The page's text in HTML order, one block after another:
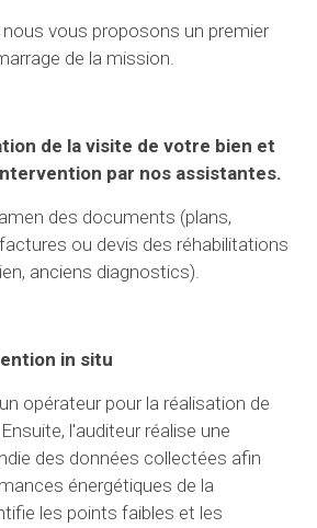
vous proposons un premier
de la mission.
de la visite de votre bien et
par nos assistantes.
des documents (plans,
ou devis des réhabilitations
anciens diagnostics).
in situ
opérateur pour la réalisation de
l'auditeur réalise une
des données collectées afin
énergétiques de la
les points faibles et les